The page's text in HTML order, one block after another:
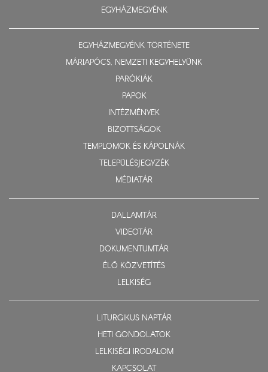
EGYHÁZMEGYÉNK
EGYHÁZMEGYÉNK TÖRTÉNETE
MÁRIAPÓCS, NEMZETI KEGYHELYÜNK
PARÓKIÁK
PAPOK
INTÉZMÉNYEK
BIZOTTSÁGOK
TEMPLOMOK ÉS KÁPOLNÁK
TELEPÜLÉSJEGYZÉK
MÉDIATÁR
DALLAMTÁR
VIDEOTÁR
DOKUMENTUMTÁR
ÉLŐ KÖZVETÍTÉS
LELKISÉG
LITURGIKUS NAPTÁR
HETI GONDOLATOK
LELKISÉGI IRODALOM
KAPCSOLAT